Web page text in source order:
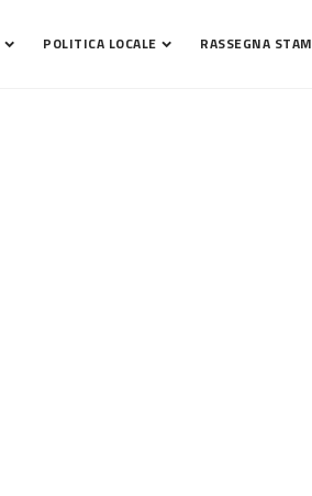
POLITICA LOCALE RASSEGNA